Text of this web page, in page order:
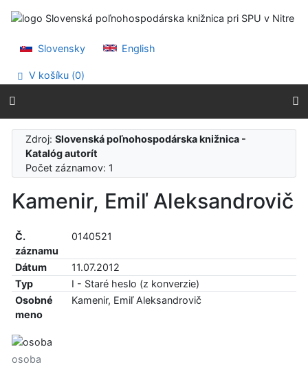
Prejsť na menu
Slovensky
English
V košíku (0)
Zdroj:Slovenská poľnohospodárska knižnica -
Katalóg autorít
Počet záznamov: 1
Kamenir, Emiľ Aleksandrovič
Č.
záznamu
0140521
Dátum
11.07.2012
Typ
I - Staré heslo (z konverzie)
Osobné
meno
Kamenir, Emiľ Aleksandrovič
osoba